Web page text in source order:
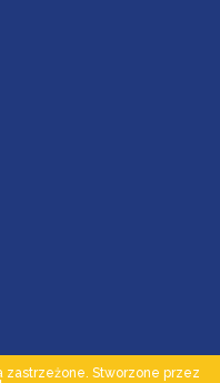
Stworzone przez